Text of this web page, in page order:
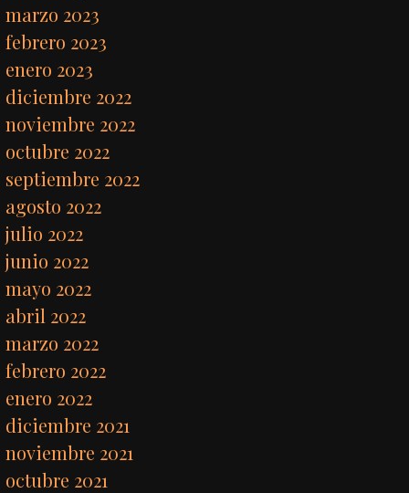
marzo 2023
febrero 2023
enero 2023
diciembre 2022
noviembre 2022
octubre 2022
septiembre 2022
agosto 2022
julio 2022
junio 2022
mayo 2022
abril 2022
marzo 2022
febrero 2022
enero 2022
diciembre 2021
noviembre 2021
octubre 2021